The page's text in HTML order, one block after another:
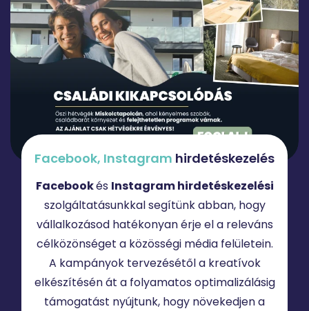
Facebook, Instagram hirdetéskezelés
Facebookés Instagram hirdetéskezelési
szolgáltatásunkkal segítünk abban, hogy
vállalkozásod hatékonyan érje el a releváns
célközönséget a közösségi média felületein.
A kampányok tervezésétől a kreatívok
elkészítésén át a folyamatos optimalizálásig
támogatást nyújtunk, hogy növekedjen a